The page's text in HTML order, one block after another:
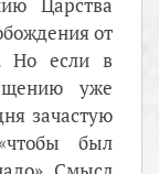
от
Но если в
уже
зачастую
был